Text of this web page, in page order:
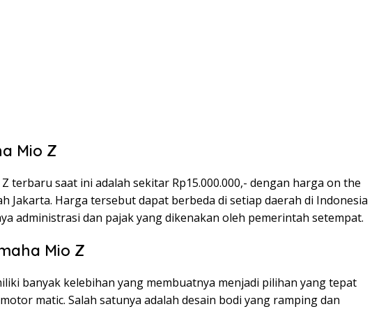
Mio Z
terbaru saat ini adalah sekitar Rp15.000.000,- dengan harga on the
Jakarta. Harga tersebut dapat berbeda di setiap daerah di Indonesia
administrasi dan pajak yang dikenakan oleh pemerintah setempat.
Mio Z
banyak kelebihan yang membuatnya menjadi pilihan yang tepat
matic. Salah satunya adalah desain bodi yang ramping dan